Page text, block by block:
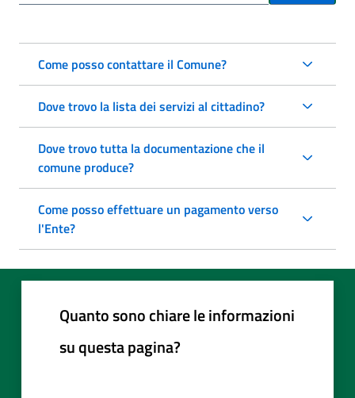
Come posso contattare il Comune?
Dove trovo la lista dei servizi al cittadino?
Dove trovo tutta la documentazione che il
comune produce?
Come posso effettuare un pagamento verso
l'Ente?
Quanto sono chiare le informazioni
su questa pagina?